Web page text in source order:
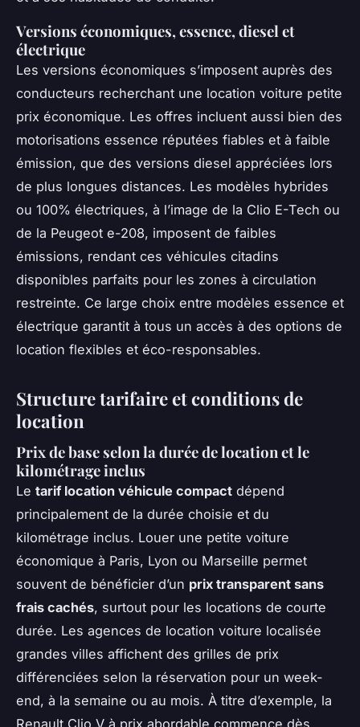
Versions économiques, essence, diesel et
électrique
Les versions économiques s’imposent auprès des
conducteurs recherchant une location voiture petite
prix économique. Les offres incluent aussi bien des
motorisations essence réputées fiables et à faible
émission, que des versions diesel appréciées lors
de plus longues distances. Les modèles hybrides
ou 100% électriques, à l’image de la Clio E-Tech ou
de la Peugeot e-208, imposent de faibles
émissions, rendant ces véhicules citadins
disponibles parfaits pour les zones à circulation
restreinte. Ce large choix entre modèles essence et
électrique garantit à tous un accès à des options de
location flexibles et éco-responsables.
Structure tarifaire et conditions de
location
Prix de base selon la durée de location et le
kilométrage inclus
Le tarif location véhicule compact dépend
principalement de la durée choisie et du
kilométrage inclus. Louer une petite voiture
économique à Paris, Lyon ou Marseille permet
souvent de bénéficier d’un prix transparent sans
frais cachés, surtout pour les locations de courte
durée. Les agences de location voiture localisée
grandes villes affichent des grilles de prix
différenciées selon la réservation pour un week-
end, à la semaine ou au mois. À titre d’exemple, la
Renault Clio V à prix abordable commence dès